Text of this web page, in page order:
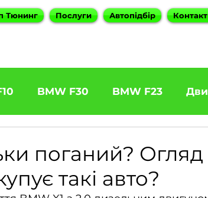
Тюнинг Послуги Автопідбір
BMW F30 BMW F23
BMW X5 E70 BMW X3
поганий?
такі авто?